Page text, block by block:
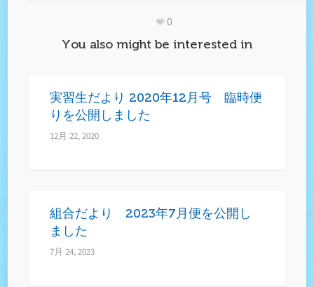
0
You also might be interested in
実習生だより 2020年12月号 臨時便
りを公開しました
12月 22, 2020
組合だより 2023年7月便を公開し
ました
7月 24, 2023